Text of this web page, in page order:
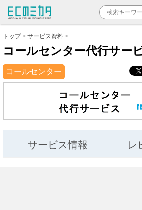
トップ サービス資料
コールセンター代行サー
コールセンター
サービス情報 レ